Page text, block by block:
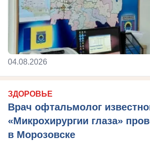
04.08.2026
ЗДОРОВЬЕ
Врач офтальмолог
«Микрохирургии глаза»
в Морозовске